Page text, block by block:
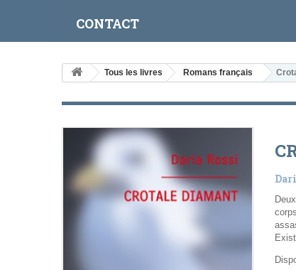
CONTACT
Tous les livres Romans français